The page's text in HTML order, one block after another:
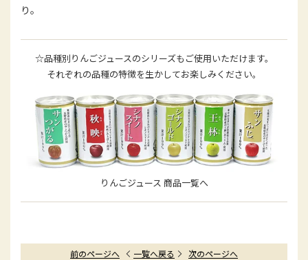
り。
☆品種別りんごジュースのシリーズもご使用いただけます。
それぞれの品種の特徴を生かしてお楽しみください。
りんごジュース 商品一覧へ
前のページへ 一覧へ戻る 次のページへ